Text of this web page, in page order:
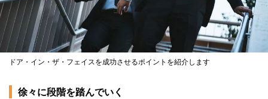
ドア・イン・ザ・フェイスを成功させるポイントを紹介します
徐々に段階を踏んでいく